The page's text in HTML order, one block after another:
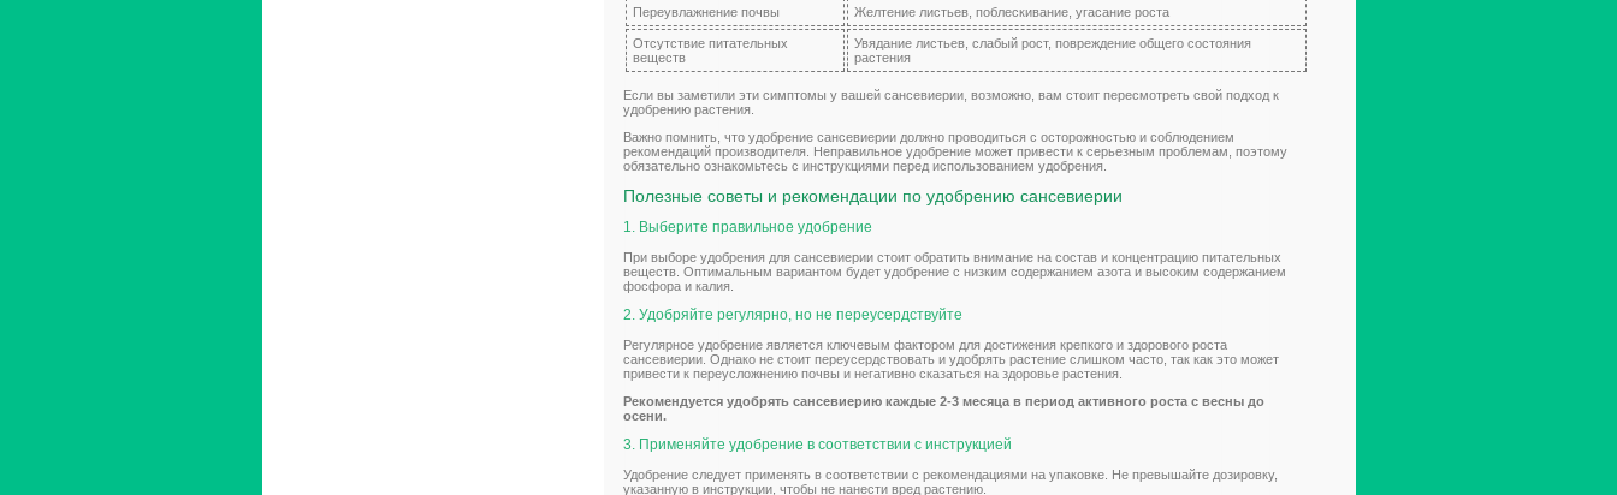
Переувлажнение почвы
Желтение листьев, поблескивание, угасание роста
Отсутствие питательных
веществ
Увядание листьев, слабый рост, повреждение общего состояния
растения
Если вы заметили эти симптомы у вашей сансевиерии, возможно, вам стоит пересмотреть свой подход к
удобрению растения.
Важно помнить, что удобрение сансевиерии должно проводиться с осторожностью и соблюдением
рекомендаций производителя. Неправильное удобрение может привести к серьезным проблемам, поэтому
обязательно ознакомьтесь с инструкциями перед использованием удобрения.
Полезные советы и рекомендации по удобрению сансевиерии
1. Выберите правильное удобрение
При выборе удобрения для сансевиерии стоит обратить внимание на состав и концентрацию питательных
веществ. Оптимальным вариантом будет удобрение с низким содержанием азота и высоким содержанием
фосфора и калия.
2. Удобряйте регулярно, но не переусердствуйте
Регулярное удобрение является ключевым фактором для достижения крепкого и здорового роста
сансевиерии. Однако не стоит переусердствовать и удобрять растение слишком часто, так как это может
привести к переусложнению почвы и негативно сказаться на здоровье растения.
Рекомендуется удобрять сансевиерию каждые 2-3 месяца в период активного роста с весны до
осени.
3. Применяйте удобрение в соответствии с инструкцией
Удобрение следует применять в соответствии с рекомендациями на упаковке. Не превышайте дозировку,
указанную в инструкции, чтобы не нанести вред растению.